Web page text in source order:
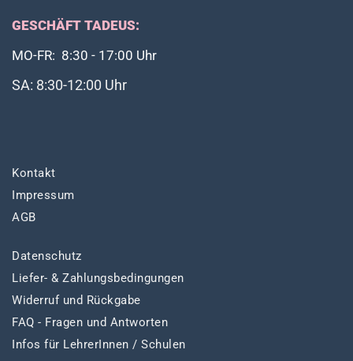
GESCHÄFT TADEUS:
MO-FR: 8:30 - 17:00 Uhr
SA: 8:30-12:00 Uhr
Kontakt
Impressum
AGB
Datenschutz
Liefer- & Zahlungsbedingungen
Widerruf und Rückgabe
FAQ - Fragen und Antworten
Infos für LehrerInnen / Schulen